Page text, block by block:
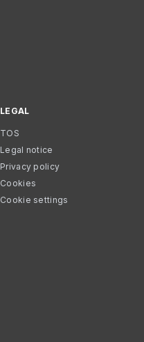
LEGAL
TOS
Legal notice
Privacy policy
Cookies
Cookie settings